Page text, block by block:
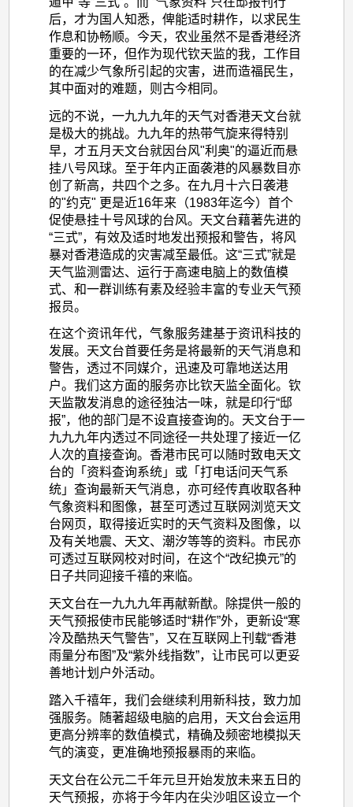
后，才为国人知悉，俾能适时耕作，以求民生
作息和协畅顺。今天，农业虽然不是香港经济
重要的一环，但作为现代钦天监的我，工作目
的在减少气象所引起的灾害，进而造福民生，
其中面对的难题，则古今相同。
远的不说，一九九九年的天气对香港天文台就
是极大的挑战。九九年的热带气旋来得特别
早，才五月天文台就因台风"利奥"的逼近而悬
挂八号风球。至于年内正面袭港的风暴数目亦
创了新高，共四个之多。在九月十六日袭港
的"约克" 更是近16年来（1983年迄今）首个
促使悬挂十号风球的台风。天文台藉著先进的
“三式”，有效及适时地发出预报和警告，将风
暴对香港造成的灾害减至最低。这“三式”就是
天气监测雷达、运行于高速电脑上的数值模
式、和一群训练有素及经验丰富的专业天气预
报员。
在这个资讯年代，气象服务建基于资讯科技的
发展。天文台首要任务是将最新的天气消息和
警告，透过不同媒介，迅速及可靠地送达用
户。我们这方面的服务亦比钦天监全面化。钦
天监散发消息的途径独沽一味，就是印行“邸
报”，他的部门是不设直接查询的。天文台于一
九九九年内透过不同途径一共处理了接近一亿
人次的直接查询。香港市民可以随时致电天文
台的「资料查询系统」或「打电话问天气系
统」查询最新天气消息，亦可经传真收取各种
气象资料和图像，甚至可透过互联网浏览天文
台网页，取得接近实时的天气资料及图像，以
及有关地震、天文、潮汐等等的资料。市民亦
可透过互联网校对时间，在这个“改纪换元”的
日子共同迎接千禧的来临。
天文台在一九九九年再献新猷。除提供一般的
天气预报使市民能够适时“耕作”外，更新设“寒
冷及酷热天气警告”，又在互联网上刊载“香港
雨量分布图”及“紫外线指数”，让市民可以更妥
善地计划户外活动。
踏入千禧年，我们会继续利用新科技，致力加
强服务。随著超级电脑的启用，天文台会运用
更高分辨率的数值模式，精确及频密地模拟天
气的演变，更准确地预报暴雨的来临。
天文台在公元二千年元旦开始发放未来五日的
天气预报，亦将于今年内在尖沙咀区设立一个